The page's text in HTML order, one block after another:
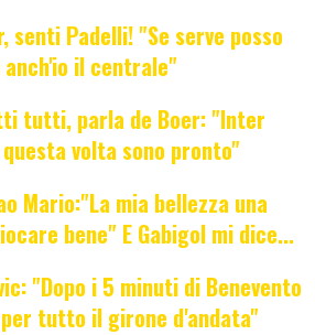
senti Padelli! "Se serve posso
il centrale"
tutti, parla de Boer: "Inter
volta sono pronto"
Mario:"La mia bellezza una
bene" E Gabigol mi dice...
"Dopo i 5 minuti di Benevento
tutto il girone d'andata"